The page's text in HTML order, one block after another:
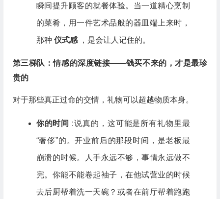
瞬间提升顾客的就餐体验。当一道精心烹制
的菜肴，用一件艺术品般的器皿端上来时，
那种 仪式感 ，是会让人记住的。
第三梯队：情感的深度链接——钱买不来的，才是最珍
贵的
对于那些真正过命的交情，礼物可以超越物质本身。
你的时间 :说真的，这可能是所有礼物里最
“奢侈”的。开业前后的那段时间，是老板最
崩溃的时候。人手永远不够，事情永远做不
完。你能不能卷起袖子，在他试营业的时候
去后厨帮着洗一天碗？或者在前厅帮着跑跑